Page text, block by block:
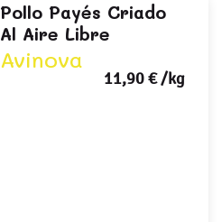
Pollo Payés Criado
Al Aire Libre
Avinova
11,90 €/kg